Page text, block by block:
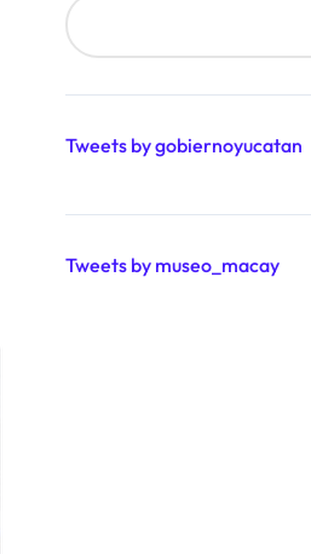
Tweets by gobiernoyucatan
Tweets by museo_macay